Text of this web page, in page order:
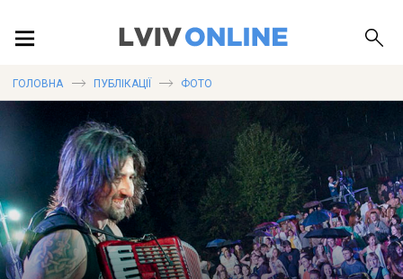
ЛОКАЦІЇ
ПУБЛІКАЦІЇ
ГОЛОВНА ПУБЛІКАЦІЇ ФОТО